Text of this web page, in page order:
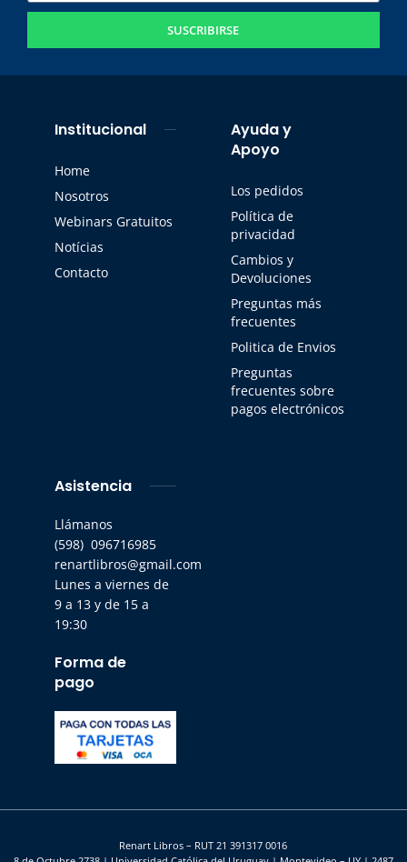
SUSCRIBIRSE
Institucional
Home
Nosotros
Webinars Gratuitos
Notícias
Contacto
Ayuda y
Apoyo
Los pedidos
Política de
privacidad
Cambios y
Devoluciones
Preguntas más
frecuentes
Politica de Envios
Preguntas
frecuentes sobre
pagos electrónicos
Asistencia
Llámanos
(598) 096716985
renartlibros@gmail.com
Lunes a viernes de
9 a 13 y de 15 a
19:30
Forma de
pago
Renart Libros – RUT 21 391317 0016